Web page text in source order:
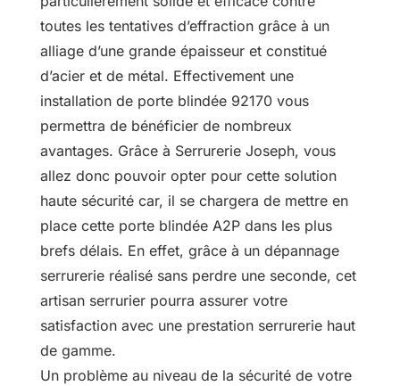
toutes les tentatives d’effraction grâce à un
alliage d’une grande épaisseur et constitué
d’acier et de métal. Effectivement une
installation de porte blindée 92170 vous
permettra de bénéficier de nombreux
avantages. Grâce à Serrurerie Joseph, vous
allez donc pouvoir opter pour cette solution
haute sécurité car, il se chargera de mettre en
place cette porte blindée A2P dans les plus
brefs délais. En effet, grâce à un dépannage
serrurerie réalisé sans perdre une seconde, cet
artisan serrurier pourra assurer votre
satisfaction avec une prestation serrurerie haut
de gamme.
Un problème au niveau de la sécurité de votre